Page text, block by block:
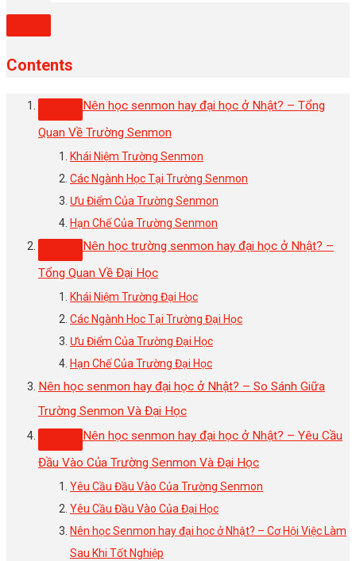
Contents
Nên học senmon hay đại học ở Nhật? – Tổng
Quan Về Trường Senmon
Khái Niệm Trường Senmon
Các Ngành Học Tại Trường Senmon
Ưu Điểm Của Trường Senmon
Hạn Chế Của Trường Senmon
Nên học trường senmon hay đại học ở Nhật? –
Tổng Quan Về Đại Học
Khái Niệm Trường Đại Học
Các Ngành Học Tại Trường Đại Học
Ưu Điểm Của Trường Đại Học
Hạn Chế Của Trường Đại Học
Nên học senmon hay đại học ở Nhật? – So Sánh Giữa
Trường Senmon Và Đại Học
Nên học senmon hay đại học ở Nhật? – Yêu Cầu
Đầu Vào Của Trường Senmon Và Đại Học
Yêu Cầu Đầu Vào Của Trường Senmon
Yêu Cầu Đầu Vào Của Đại Học
Nên học Senmon hay đại học ở Nhật? – Cơ Hội Việc Làm
Sau Khi Tốt Nghiệp